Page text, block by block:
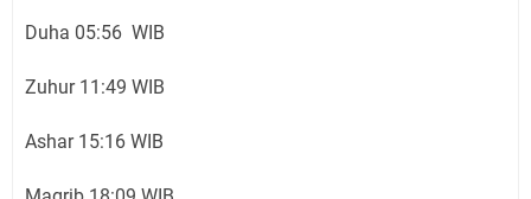
Duha 05:56 WIB
Zuhur 11:49 WIB
Ashar 15:16 WIB